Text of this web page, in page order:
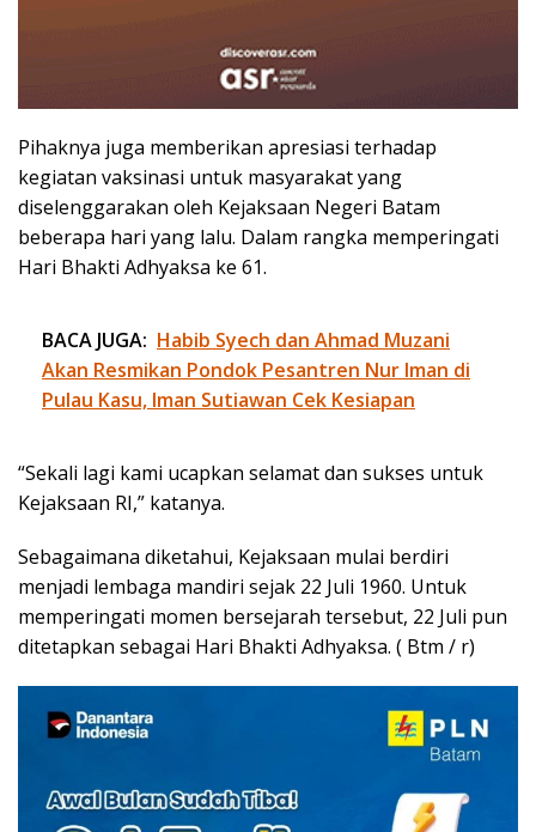
Pihaknya juga memberikan apresiasi terhadap
kegiatan vaksinasi untuk masyarakat yang
diselenggarakan oleh Kejaksaan Negeri Batam
beberapa hari yang lalu. Dalam rangka memperingati
Hari Bhakti Adhyaksa ke 61.
BACA JUGA: Habib Syech dan Ahmad Muzani
Akan Resmikan Pondok Pesantren Nur Iman di
Pulau Kasu, Iman Sutiawan Cek Kesiapan
“Sekali lagi kami ucapkan selamat dan sukses untuk
Kejaksaan RI,” katanya.
Sebagaimana diketahui, Kejaksaan mulai berdiri
menjadi lembaga mandiri sejak 22 Juli 1960. Untuk
memperingati momen bersejarah tersebut, 22 Juli pun
ditetapkan sebagai Hari Bhakti Adhyaksa. ( Btm / r)